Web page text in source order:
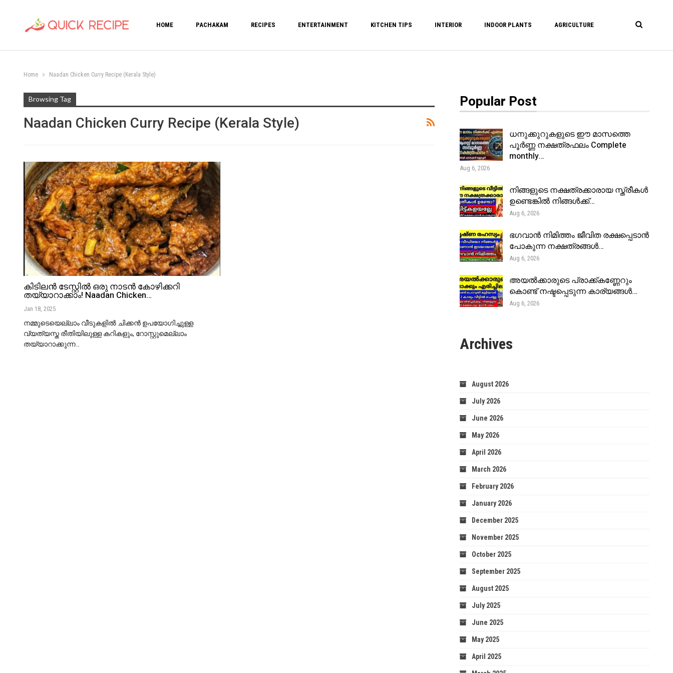
HOME PACHAKAM RECIPES ENTERTAINMENT KITCHEN TIPS INTERIOR INDOOR PLANTS AGRICULTURE
Home Naadan Chicken Curry Recipe (Kerala Style)
Browsing Tag
Naadan Chicken Curry Recipe (Kerala Style)
കിടിലൻ ടേസ്റ്റിൽ ഒരു നാടൻ കോഴിക്കറി
തയ്യാറാക്കാം! Naadan Chicken…
Jan 18, 2025
നമ്മുടെയെല്ലാം വീടുകളിൽ ചിക്കൻ ഉപയോഗിച്ചുള്ള
വ്യത്യസ്ത രീതിയിലുള്ള കറികളും, റോസ്റ്റുമെല്ലാം
തയ്യാറാക്കുന്ന
Popular Post
ധനുക്കുറുകളുടെ ഈ മാസത്തെ
പൂർണ്ണ നക്ഷത്രഫലം Complete
monthly…
Aug 6, 2026
നിങ്ങളുടെ നക്ഷത്രക്കാരായ സ്ത്രീകൾ
ഉണ്ടെങ്കിൽ നിങ്ങൾക്ക്…
Aug 6, 2026
ഭഗവാൻ നിമിത്തം ജീവിത രക്ഷപ്പെടാൻ
പോകുന്ന നക്ഷത്രങ്ങൾ…
Aug 6, 2026
അയൽക്കാരുടെ പ്രാക്ക്കണ്ണേറും
കൊണ്ട് നഷ്ടപ്പെടുന്ന കാര്യങ്ങൾ…
Aug 6, 2026
Archives
August 2026
July 2026
June 2026
May 2026
April 2026
March 2026
February 2026
January 2026
December 2025
November 2025
October 2025
September 2025
August 2025
July 2025
June 2025
May 2025
April 2025